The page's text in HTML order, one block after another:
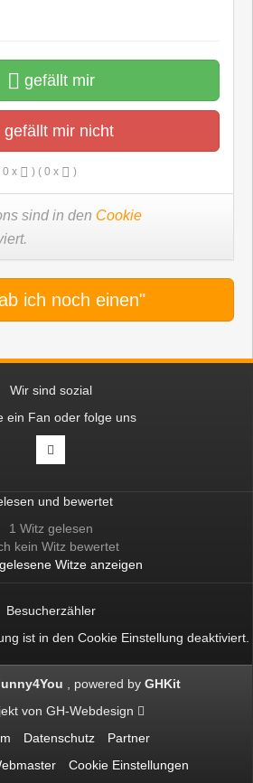
gefällt mir
gefällt mir nicht
0 x ) ( 0 x )
sind in den Cookie
ich noch einen"
Wir sind sozial
ein Fan oder folge uns
und bewertet
1 Witz gelesen
kein Witz bewertet
Witze anzeigen
Besucherzähler
ist in den Cookie Einstellung deaktiviert.
powered by GHKit
von GH-Webdesign
Datenschutz
Partner
Cookie Einstellungen